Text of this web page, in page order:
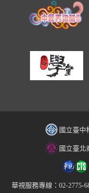
國立臺中
國立臺
華視服務專線：02-2775-